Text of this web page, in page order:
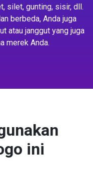
silet, gunting, sisir, dll.
berbeda, Anda juga
atau janggut yang juga
merek Anda.
ini